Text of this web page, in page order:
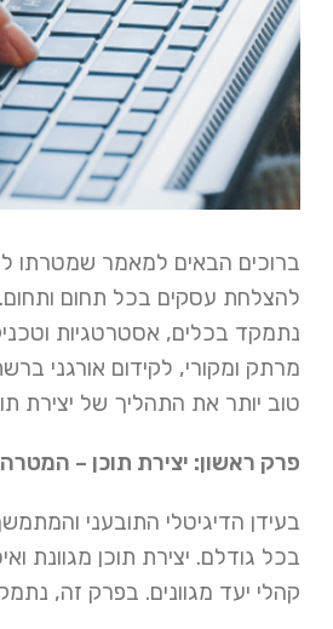
ברוכים הבאים למאמר שמטרתו
להצלחת עסקים בכל תחום
נתמקד בכלים, אסטרטגיות
מרתק ומקורי, לקידום אורגני
טוב יותר את התהליך של יצירת
פרק ראשון: יצירת תוכן –
בעידן הדיגיטלי התובעני
בכל גודלם. יצירת תוכן מגוונת
קהלי יעד מגוונים. בפרק זה,